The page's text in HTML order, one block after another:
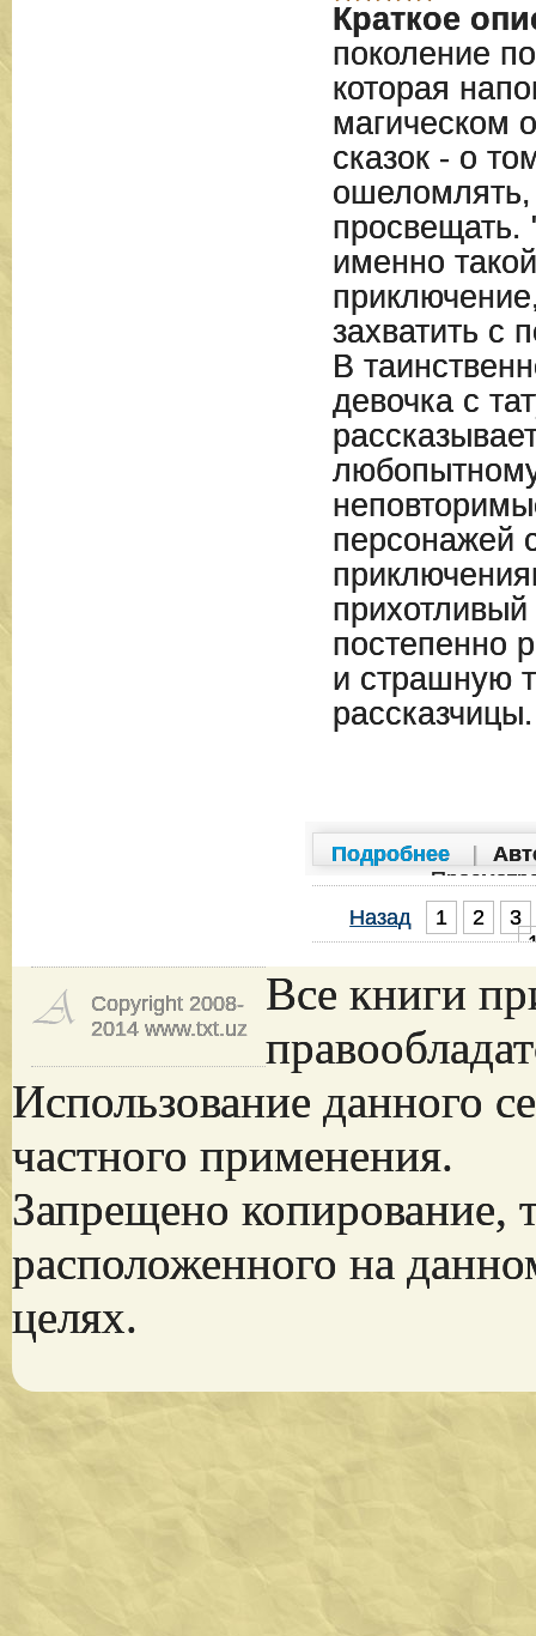
Краткое
поколение
которая
магическом
сказок - о
ошеломлять,
просвещать.
именно
захватить с
В
девочка с
персонажей
постепенно
и страшную
рассказчицы.
Подробнее
Назад
1 2
3
Copyright 2008-
2014 www.txt.uz
Все книги
Использование данного
частного применения.
Запрещено копирование,
расположенного на
целях.